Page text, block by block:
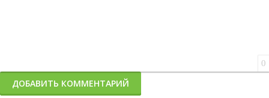
0
ДОБАВИТЬ КОММЕНТАРИЙ